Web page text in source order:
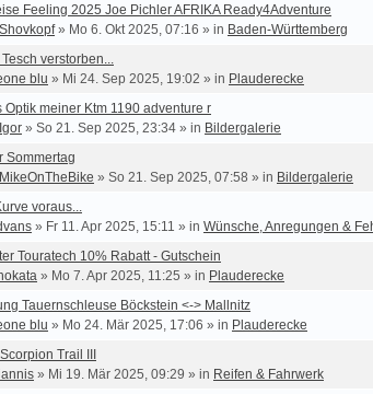
Feeling 2025 Joe Pichler AFRIKA Ready4Adventure
Shovkopf» Mo 6. Okt 2025, 07:16 » in Baden-Württemberg
verstorben...
blu » Mi 24. Sep 2025, 19:02 » in Plauderecke
Optik meiner Ktm 1190 adventure r
Igor » So 21. Sep 2025, 23:34 » in Bildergalerie
Sommertag
MikeOnTheBike » So 21. Sep 2025, 07:58 » in Bildergalerie
voraus...
» Fr 11. Apr 2025, 15:11 » in Wünsche, Anregungen &
Touratech 10% Rabatt - Gutschein
» Mo 7. Apr 2025, 11:25 » in Plauderecke
Tauernschleuse Böckstein <-> Mallnitz
blu » Mo 24. Mär 2025, 17:06 » in Plauderecke
Trail III
» Mi 19. Mär 2025, 09:29 » in Reifen & Fahrwerk